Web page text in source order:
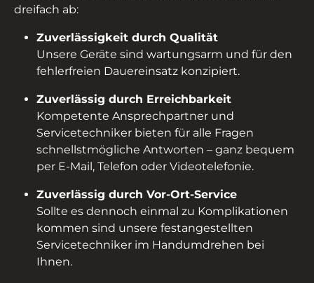
dreifach ab:
Zuverlässigkeit durch Qualität
Unsere Geräte sind wartungsarm und für den
fehlerfreien Dauereinsatz konzipiert.
Zuverlässig durch Erreichbarkeit
Kompetente Ansprechpartner und
Servicetechniker bieten für alle Fragen
schnellstmögliche Antworten – ganz bequem
per E-Mail, Telefon oder Videotelefonie.
Zuverlässig durch Vor-Ort-Service
Sollte es dennoch einmal zu Komplikationen
kommen sind unsere festangestellten
Servicetechniker im Handumdrehen bei
Ihnen.